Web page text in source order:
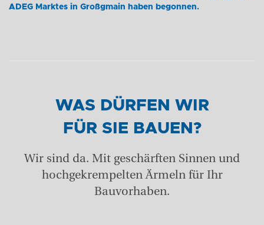
+43 (0) 6212 63 11-0
ADEG Marktes in Großgmain haben begonnen.
WAS DÜRFEN WIR
FÜR SIE BAUEN?
Wir sind da. Mit geschärften Sinnen und
hochgekrempelten Ärmeln für Ihr
Bauvorhaben.